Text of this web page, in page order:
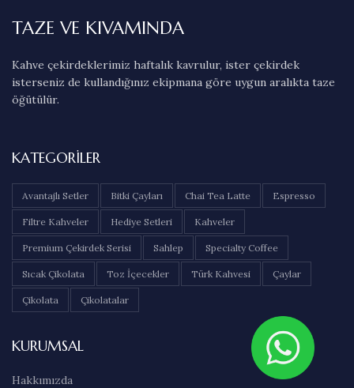
TAZE VE KIVAMINDA
Kahve çekirdeklerimiz haftalık kavrulur, ister çekirdek
isterseniz de kullandığınız ekipmana göre uygun aralıkta taze
öğütülür.
KATEGORILER
Avantajlı Setler Bitki Çayları Chai Tea Latte Espresso
Filtre Kahveler Hediye Setleri Kahveler
Premium Çekirdek Serisi Sahlep Specialty Coffee
Sıcak Çikolata Toz İçecekler Türk Kahvesi Çaylar
Çikolata Çikolatalar
KURUMSAL
Hakkımızda